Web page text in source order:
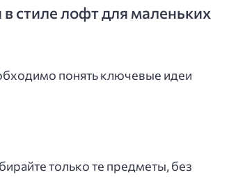
стиле лофт для маленьких
понять ключевые идеи
только те предметы, без